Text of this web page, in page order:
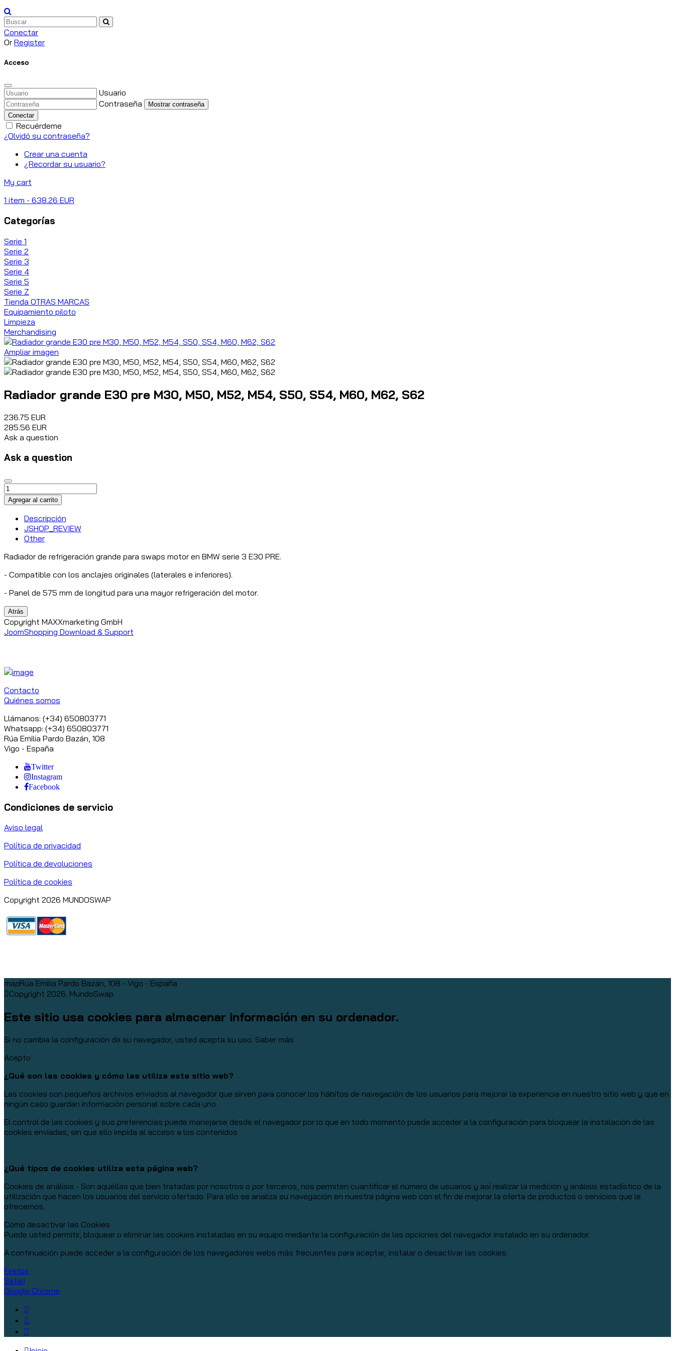
Conectar
Or Register
Acceso
Usuario
Contraseña
Mostrar contraseña
Conectar
Recuérdeme
¿Olvidó su contraseña?
Crear una cuenta
¿Recordar su usuario?
My cart
1 item - 638.26 EUR
Categorías
Serie 1
Serie 2
Serie 3
Serie 4
Serie 5
Serie Z
Tienda OTRAS MARCAS
Equipamiento piloto
Limpieza
Merchandising
Ampliar imagen
Radiador grande E30 pre M30, M50, M52, M54, S50, S54, M60, M62, S62
236.75 EUR
285.56 EUR
Ask a question
Ask a question
Descripción
JSHOP_REVIEW
Other
Radiador de refrigeración grande para swaps motor en BMW serie 3 E30 PRE.
- Compatible con los anclajes originales (laterales e inferiores).
- Panel de 575 mm de longitud para una mayor refrigeración del motor.
Copyright MAXXmarketing GmbH
JoomShopping Download & Support
Contacto
Quiénes somos
Llámanos: (+34) 650803771
Whatsapp: (+34) 650803771
Rúa Emilia Pardo Bazán, 108
Vigo - España
Twitter
Instagram
Facebook
Condiciones de servicio
Aviso legal
Política de privacidad
Política de devoluciones
Política de cookies
Copyright 2026 MUNDOSWAP
mapRúa Emilia Pardo Bazán, 108 - Vigo - España
Copyright 2026. MundoSwap.
Este sitio usa cookies para almacenar información en su ordenador.
Si no cambia la configuración de su navegador, usted acepta su uso. Saber más
Acepto
¿Qué son las cookies y cómo las utiliza este sitio web?
Las cookies son pequeños archivos enviados al navegador que sirven para conocer los hábitos de navegación de los usuarios para mejorar la experiencia en nuestro sitio web y que en
ningún caso guardan información personal sobre cada uno.
El control de las cookies y sus preferencias puede manejarse desde el navegador por lo que en todo momento puede acceder a la configuración para bloquear la instalación de las
cookies enviadas, sin que ello impida al acceso a los contenidos
¿Qué tipos de cookies utiliza esta página web?
Cookies de análisis - Son aquéllas que bien tratadas por nosotros o por terceros, nos permiten cuantificar el número de usuarios y así realizar la medición y análisis estadístico de la
utilización que hacen los usuarios del servicio ofertado. Para ello se analiza su navegación en nuestra página web con el fin de mejorar la oferta de productos o servicios que le
ofrecemos.
Cómo desactivar las Cookies
Puede usted permitir, bloquear o eliminar las cookies instaladas en su equipo mediante la configuración de las opciones del navegador instalado en su ordenador.
A continuación puede acceder a la configuración de los navegadores webs más frecuentes para aceptar, instalar o desactivar las cookies:
Firefox
Safari
Google Chrome